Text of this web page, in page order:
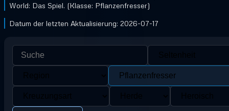
World: Das Spiel. (Klasse: Pflanzenfresser)
Datum der letzten Aktualisierung: 2026-07-17